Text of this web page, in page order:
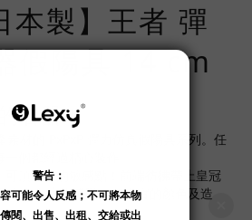
本製】王者 彈
假陽具 14 cm
名器！
素材的 PxPxP 彈力仿真假陽具系列。任
個都經過精心製作。
頂到您的敏感點！前端彷彿帶上皇冠
令人上癮的感覺 × 超真實的顏色及造